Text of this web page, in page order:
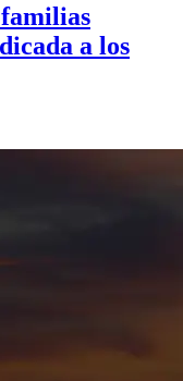
a los